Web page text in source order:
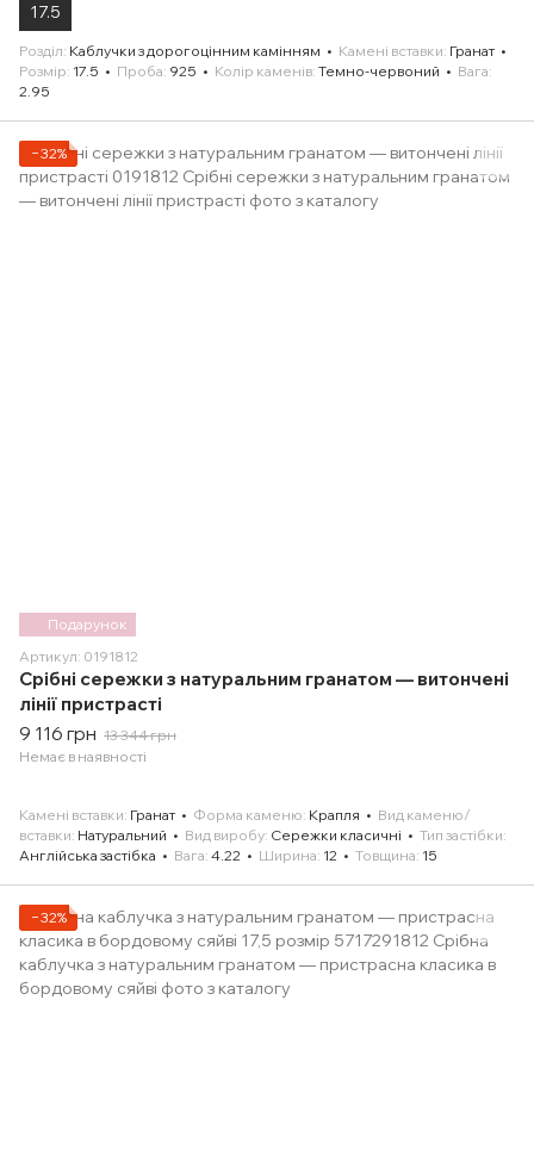
17.5
Розділ Каблучки з дорогоцінним камінням Камені вставки Гранат
Розмір 17.5 Проба 925 Колір каменів Темно-червоний
Вага
2.95
Подарунок
−32%
Артикул: 0191812
Срібні сережки з натуральним гранатом — витончені
лінії пристрасті
9 116 грн 13 344 грн
Немає в наявності
Камені вставки Гранат Форма каменю Крапля
Вид каменю/
вставки Натуральний Вид виробу Сережки класичні
Тип застібки
Англійська застібка
Вага 4.22 Ширина 12 Товщина 15
−32%